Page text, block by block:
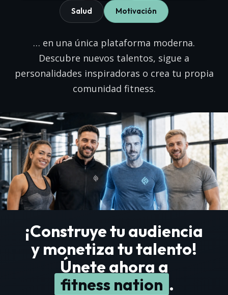
Salud Motivación
… en una única plataforma moderna.
Descubre nuevos talentos, sigue a
personalidades inspiradoras o crea tu propia
comunidad fitness.
¡Construye tu audiencia
y monetiza tu talento!
Únete ahora a
fitness nation .